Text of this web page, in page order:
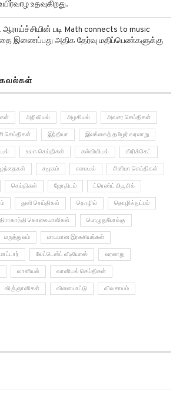
ஆராய்ச்சியின் படி Math connects to music
இணைப்பது அதிக தேர்வு மதிப்பெண்களுக்கு
செய்திகள் இந்தியா இலங்கைத் தமிழர் வரலாறு
உலக செய்திகள் கல்வியியல் கிரிக்கெட்
சமூகம் சமையல் சினிமா செய்திகள்
செய்திகள் ஜோதிடம் ட்ரெண்ட் மியூசிக்
துளி செய்திகள் தொழில் தொழில்நுட்பம்
கொலையாளிகள் பொழுதுபோக்கு
மருத்துவம் மாயமான இரகசியங்கள்
லேட்டெஸ்ட் வீடியோஸ் வரலாறு
வானியல் வானியல் செய்திகள்
விஞ்ஞானிகள் விளையாட்டு விவசாயம்